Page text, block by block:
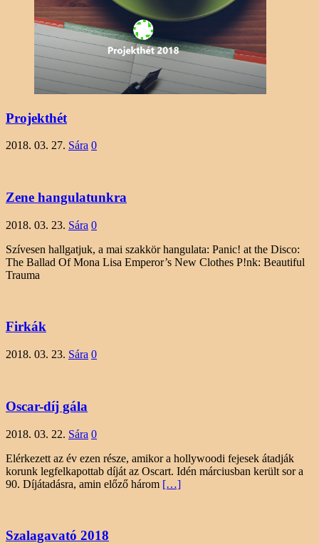
Projekthét
2018. 03. 27. Sára 0
Zene hangulatunkra
2018. 03. 23. Sára 0
Szívesen hallgatjuk, a mai szakkör hangulata: Panic! at the Disco:
The Ballad Of Mona Lisa Emperor’s New Clothes P!nk: Beautiful
Trauma
Firkák
2018. 03. 23. Sára 0
Oscar-díj gála
2018. 03. 22. Sára 0
Elérkezett az év ezen része, amikor a hollywoodi fejesek átadják
korunk legfelkapottab díját az Oscart. Idén márciusban került sor a
90. Díjátadásra, amin előző három […]
Szalagavató 2018